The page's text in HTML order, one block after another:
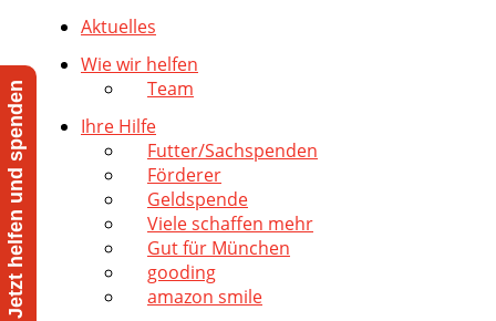
Aktuelles
Wie wir helfen
Team
Ihre Hilfe
Futter/Sachspenden
Förderer
Geldspende
Viele schaffen mehr
Gut für München
gooding
amazon smile
Jetzt helfen und spenden